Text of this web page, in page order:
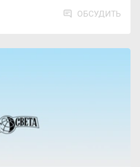
ОБСУДИТЬ